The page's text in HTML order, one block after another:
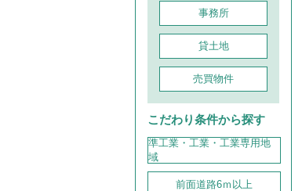
事務所
貸土地
売買物件
こだわり条件から探す
準工業・工業・工業専用地
域
前面道路6ｍ以上